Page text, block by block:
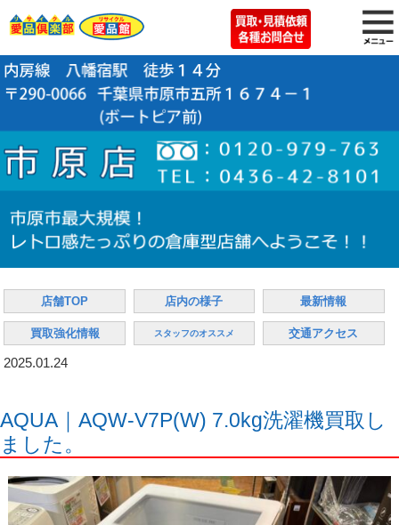
店舗TOP 店内の様子 最新情報
買取強化情報 スタッフのオススメ 交通アクセス
2025.01.24
AQUA｜AQW-V7P(W) 7.0kg洗濯機買取し
ました。